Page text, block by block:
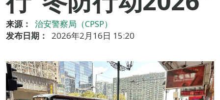
来源：
治安警察局（CPSP）
发布日期：
2026年2月16日 15:20